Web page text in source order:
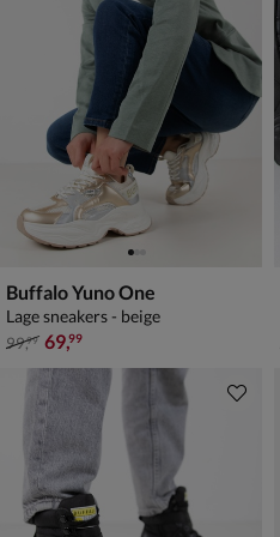
Buffalo Yuno One
Lage sneakers - beige
van € 99,99 voor € 69,99
99,99 69,99